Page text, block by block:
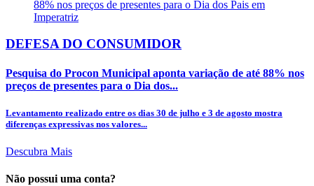
DEFESA DO CONSUMIDOR
Pesquisa do Procon Municipal aponta variação de até 88% nos
preços de presentes para o Dia dos...
Levantamento realizado entre os dias 30 de julho e 3 de agosto mostra
diferenças expressivas nos valores...
Descubra Mais
Não possui uma conta?